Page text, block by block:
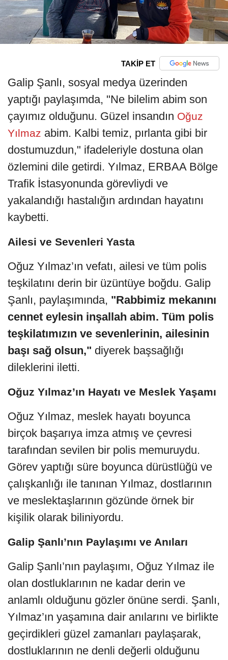
TAKİP ET
Galip Şanlı, sosyal medya üzerinden
yaptığı paylaşımda, "Ne bilelim abim son
çayımız olduğunu. Güzel insandın Oğuz
Yılmaz abim. Kalbi temiz, pırlanta gibi bir
dostumuzdun," ifadeleriyle dostuna olan
özlemini dile getirdi. Yılmaz, ERBAA Bölge
Trafik İstasyonunda görevliydi ve
yakalandığı hastalığın ardından hayatını
kaybetti.
Ailesi ve Sevenleri Yasta
Oğuz Yılmaz’ın vefatı, ailesi ve tüm polis
teşkilatını derin bir üzüntüye boğdu. Galip
Şanlı, paylaşımında, "Rabbimiz mekanını
cennet eylesin inşallah abim. Tüm polis
teşkilatımızın ve sevenlerinin, ailesinin
başı sağ olsun," diyerek başsağlığı
dileklerini iletti.
Oğuz Yılmaz’ın Hayatı ve Meslek Yaşamı
Oğuz Yılmaz, meslek hayatı boyunca
birçok başarıya imza atmış ve çevresi
tarafından sevilen bir polis memuruydu.
Görev yaptığı süre boyunca dürüstlüğü ve
çalışkanlığı ile tanınan Yılmaz, dostlarının
ve meslektaşlarının gözünde örnek bir
kişilik olarak biliniyordu.
Galip Şanlı’nın Paylaşımı ve Anıları
Galip Şanlı’nın paylaşımı, Oğuz Yılmaz ile
olan dostluklarının ne kadar derin ve
anlamlı olduğunu gözler önüne serdi. Şanlı,
Yılmaz’ın yaşamına dair anılarını ve birlikte
geçirdikleri güzel zamanları paylaşarak,
dostluklarının ne denli değerli olduğunu